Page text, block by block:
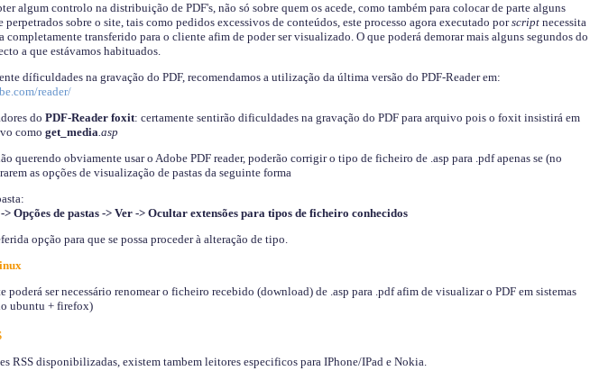
algum controlo na distribuição de PDF's, não só sobre quem os acede, como também para colocar de parte alguns
perpetrados sobre o site, tais como pedidos excessivos de conteúdos, este processo agora executado porscriptnecessita
completamente transferido para o cliente afim de poder ser visualizado. O que poderá demorar mais alguns segundos do
a que estávamos habituados.
díficuldades na gravação do PDF, recomendamos a utilização da última versão do PDF-Reader em:
reader/
do PDF-Reader foxit: certamente sentirão dificuldades na gravação do PDF para arquivo pois o foxit insistirá em
como get_media.asp
querendo obviamente usar o Adobe PDF reader, poderão corrigir o tipo de ficheiro de .asp para .pdf apenas se (no
as opções de visualização de pastas da seguinte forma
:
Opções de pastas -> Ver -> Ocultar extensões para tipos de ficheiro conhecidos
opção para que se possa proceder à alteração de tipo.
poderá ser necessário renomear o ficheiro recebido (download) de .asp para .pdf afim de visualizar o PDF em sistemas
ubuntu + firefox)
RSS disponibilizadas, existem tambem leitores especificos para IPhone/IPad e Nokia.